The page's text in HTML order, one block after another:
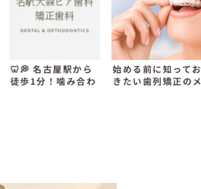
🦷💭 名古屋駅から
徒歩1分！噛み合わ
始める前に知ってお
きたい歯列矯正のメ